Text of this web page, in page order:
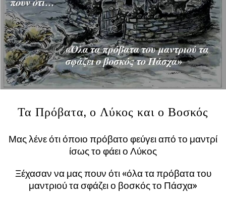
Τα Πρόβατα, ο Λύκος και ο Βοσκός
Μας λένε ότι όποιο πρόβατο φεύγει από το μαντρί
ίσως το φάει ο Λύκος
Ξέχασαν να μας πουν ότι «όλα τα πρόβατα του
μαντριού τα σφάζει ο βοσκός το Πάσχα»